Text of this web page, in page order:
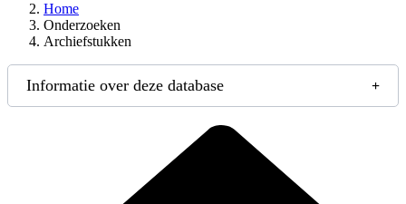
Home
Onderzoeken
Archiefstukken
Informatie over deze database